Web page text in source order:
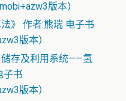
版本）
》 作者:熊瑞 电子书
版本）
储存及利用系统——氢
子书
版本）